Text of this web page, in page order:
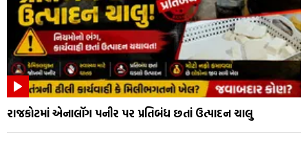
રાજકોટમાં એનાલૉગ પનીર પર પ્રતિબંધ છતાં ઉત્પાદન ચાલુ